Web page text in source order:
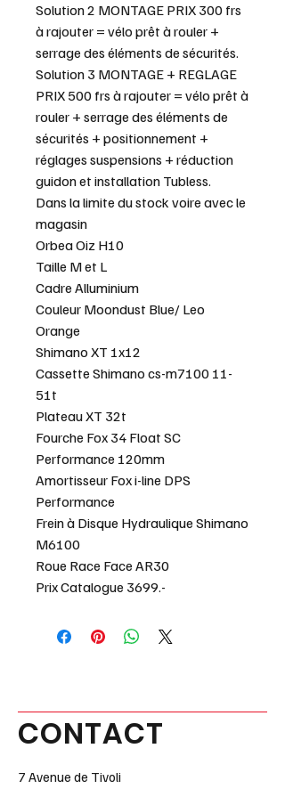
Solution 2 MONTAGE PRIX 300 frs
à rajouter = vélo prêt à rouler +
serrage des éléments de sécurités.
Solution 3 MONTAGE + REGLAGE
PRIX 500 frs à rajouter = vélo prêt à
rouler + serrage des éléments de
sécurités + positionnement +
réglages suspensions + réduction
guidon et installation Tubless.
Dans la limite du stock voire avec le
magasin
Orbea Oiz H10
Taille M et L
Cadre Alluminium
Couleur Moondust Blue/ Leo
Orange
Shimano XT 1x12
Cassette Shimano cs-m7100 11-
51t
Plateau XT 32t
Fourche Fox 34 Float SC
Performance 120mm
Amortisseur Fox i-line DPS
Performance
Frein à Disque Hydraulique Shimano
M6100
Roue Race Face AR30
Prix Catalogue 3699.-
CONTACT
7 Avenue de Tivoli